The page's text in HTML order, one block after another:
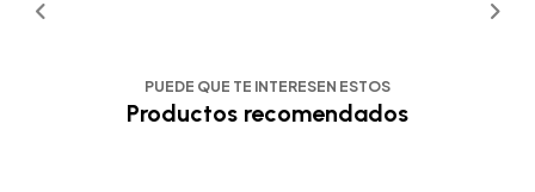
PUEDE QUE TE INTERESEN ESTOS
Productos recomendados